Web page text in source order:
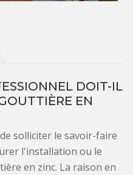
DOIT-IL
EN
solliciter le savoir-faire
l'installation ou le
en zinc. La raison en